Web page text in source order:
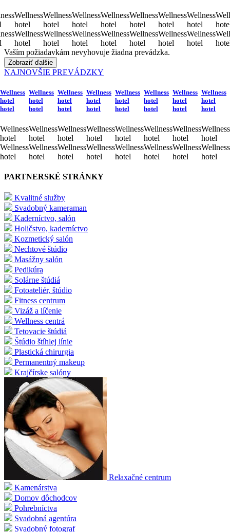
Wellness
hotel
Wellness
hotel
Wellness
hotel
Wellness
hotel
Wellness
hotel
Wellness
hotel
Wellness
hotel
Wellness
hotel
Wellness
hotel
Wellness
hotel
Wellness
hotel
Wellness
hotel
Wellness
hotel
Wellness
hotel
Vaším požiadavkám nevyhovuje žiadna prevádzka.
Zobraziť ďalšie
NAJNOVŠIE PREVÁDZKY
Wellness
hotel
hotel
Wellness
hotel
Wellness
hotel
Wellness
hotel
hotel
Wellness
hotel
Wellness
hotel
Wellness
hotel
hotel
Wellness
hotel
Wellness
hotel
Wellness
hotel
hotel
Wellness
hotel
Wellness
hotel
Wellness
hotel
hotel
Wellness
hotel
Wellness
hotel
Wellness
hotel
hotel
Wellness
hotel
Wellness
hotel
Wellness
hotel
hotel
Wellness
hotel
Wellness
hotel
Wellness
hotel
hotel
Wellness
hotel
Wellness
hotel
PARTNERSKÉ STRÁNKY
Kvalitné služby
Svadobný kameraman
Kaderníctvo, salón
Holičstvo, kaderníctvo
Kozmetický salón
Nechtové štúdio
Masážny salón
Pedikúra
Solárne štúdiá
Fotoateliér, štúdio
Fitness centrum
Vizáž a líčenie
Wellness centrá
Tetovacie štúdiá
Štúdio štíhlej línie
Plastická chirurgia
Permanentný makeup
Krajčírske salóny
Relaxačné centrum
Kamenárstva
Domov dôchodcov
Pohrebníctva
Svadobná agentúra
Svadobný fotograf